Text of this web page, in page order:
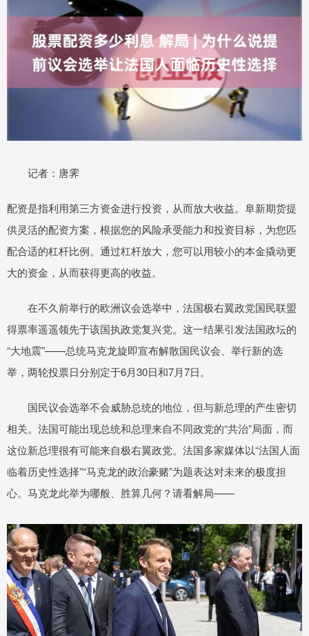
记者：唐霁
配资是指利用第三方资金进行投资，从而放大收益。阜新期货提
供灵活的配资方案，根据您的风险承受能力和投资目标，为您匹
配合适的杠杆比例。通过杠杆放大，您可以用较小的本金撬动更
大的资金，从而获得更高的收益。
在不久前举行的欧洲议会选举中，法国极右翼政党国民联盟
得票率遥遥领先于该国执政党复兴党。这一结果引发法国政坛的
“大地震”——总统马克龙旋即宣布解散国民议会、举行新的选
举，两轮投票日分别定于6月30日和7月7日。
国民议会选举不会威胁总统的地位，但与新总理的产生密切
相关。法国可能出现总统和总理来自不同政党的“共治”局面，而
这位新总理很有可能来自极右翼政党。法国多家媒体以“法国人面
临着历史性选择”“马克龙的政治豪赌”为题表达对未来的极度担
心。马克龙此举为哪般、胜算几何？请看解局——